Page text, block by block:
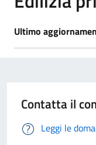
Ultimo
Contatta il
Leggi le